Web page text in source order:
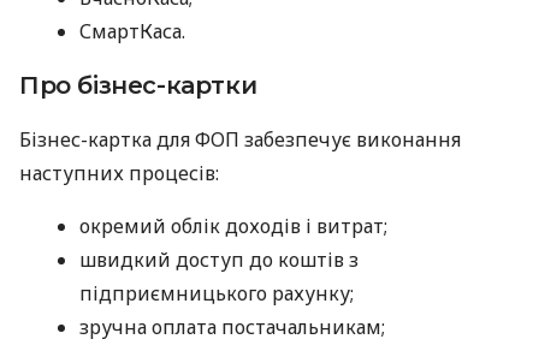
СмартКаса.
Про бізнес-картки
Бізнес-картка для ФОП забезпечує виконання
наступних процесів:
окремий облік доходів і витрат;
швидкий доступ до коштів з
підприємницького рахунку;
зручна оплата постачальникам;